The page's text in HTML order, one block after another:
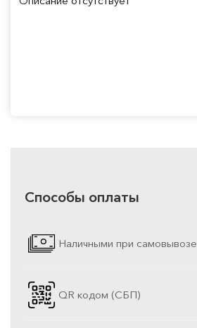
Способы оплаты
Наличными при самовывозе
QR кодом (СБП)